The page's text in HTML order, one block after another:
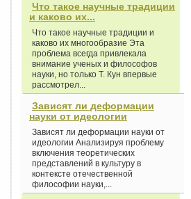
Что такое научные традиции
и каково их...
Что такое научные традиции и
каково их многообразие Эта
проблема всегда привлекала
внимание ученых и философов
науки, но только Т. Кун впервые
рассмотрел...
Зависят ли деформации
науки от идеологии
Зависят ли деформации науки от
идеологии Анализируя проблему
включения теоретических
представлений в культуру в
контексте отечественной
философии науки,...